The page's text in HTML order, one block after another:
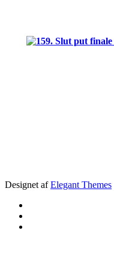
Designet afElegant Themes